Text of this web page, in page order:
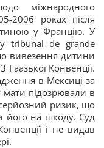
міжнародного
2006 роках після
у Францію. У
tribunal de grande
вивезення дитини
Гаазької Конвенції.
в Мексиці за
мати підозрювали в
ризик, що
його на шкоду. Суд
і не видав